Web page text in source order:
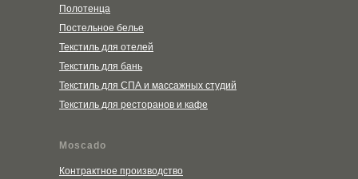
Полотенца
Постельное белье
Текстиль для отелей
Текстиль для бань
Текстиль для СПА и массажных студий
Текстиль для ресторанов и кафе
Moscado
Контрактное производство